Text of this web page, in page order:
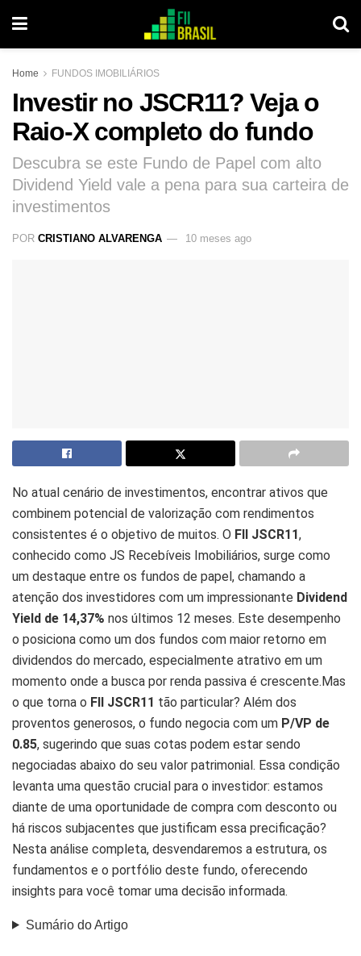
Home FUNDOS IMOBILIÁRIOS
Investir no JSCR11? Veja o
Raio-X completo do fundo
Descubra se este Fundo de Papel com alto
Dividend Yield vale a pena para sua carteira de
investimentos
POR CRISTIANO ALVARENGA 10 meses ago
No atual cenário de investimentos, encontrar ativos que
combinem potencial de valorização com rendimentos
consistentes é o objetivo de muitos. O FII JSCR11,
conhecido como JS Recebíveis Imobiliários, surge como
um destaque entre os fundos de papel, chamando a
atenção dos investidores com um impressionante Dividend
Yield de 14,37% nos últimos 12 meses. Este desempenho
o posiciona como um dos fundos com maior retorno em
dividendos do mercado, especialmente atrativo em um
momento onde a busca por renda passiva é crescente.Mas
o que torna o FII JSCR11 tão particular? Além dos
proventos generosos, o fundo negocia com um P/VP de
0.85, sugerindo que suas cotas podem estar sendo
negociadas abaixo do seu valor patrimonial. Essa condição
levanta uma questão crucial para o investidor: estamos
diante de uma oportunidade de compra com desconto ou
há riscos subjacentes que justificam essa precificação?
Nesta análise completa, desvendaremos a estrutura, os
fundamentos e o portfólio deste fundo, oferecendo
insights para você tomar uma decisão informada.
Sumário do Artigo